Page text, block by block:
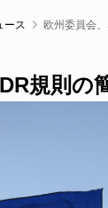
ース 欧州委員会
規則の